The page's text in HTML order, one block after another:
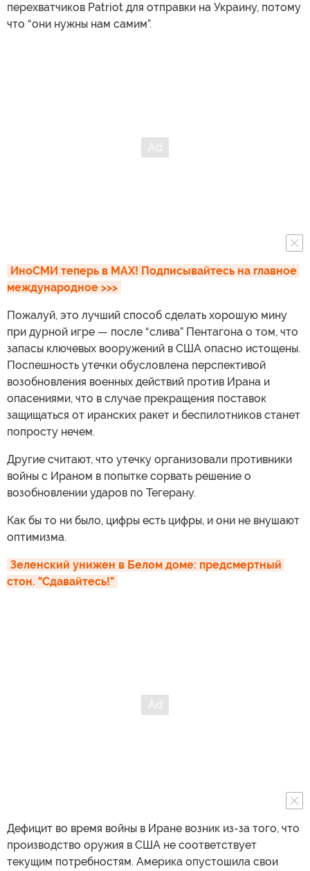
перехватчиков Patriot для отправки на Украину, потому
что “они нужны нам самим”.
ИноСМИ теперь в MAX! Подписывайтесь на главное
международное >>>
Пожалуй, это лучший способ сделать хорошую мину
при дурной игре — после “слива” Пентагона о том, что
запасы ключевых вооружений в США опасно истощены.
Поспешность утечки обусловлена перспективой
возобновления военных действий против Ирана и
опасениями, что в случае прекращения поставок
защищаться от иранских ракет и беспилотников станет
попросту нечем.
Другие считают, что утечку организовали противники
войны с Ираном в попытке сорвать решение о
возобновлении ударов по Тегерану.
Как бы то ни было, цифры есть цифры, и они не внушают
оптимизма.
Зеленский унижен в Белом доме: предсмертный
стон. "Сдавайтесь!"
Дефицит во время войны в Иране возник из-за того, что
производство оружия в США не соответствует
текущим потребностям. Америка опустошила свои